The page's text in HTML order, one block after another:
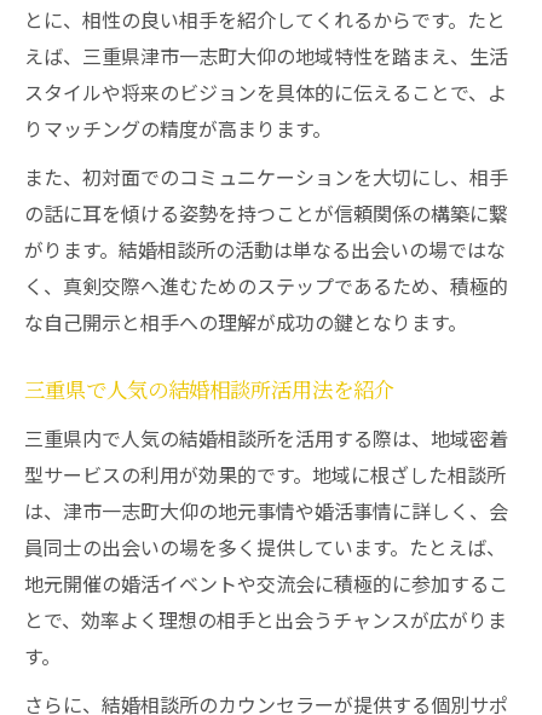
結婚相談所を活用した真剣交際のポイント解説
結婚相談所で真剣交際に進むタイミング
結婚相談所利用者が実践する真剣交際の流
れ
三重県で結婚相談所を活用する利点と注意
点
結婚相談所で大切にしたい信頼構築の方法
真剣交際中に結婚相談所へ相談するメリッ
ト
信頼関係を築く結婚相談所活用術in三重県津市
結婚相談所で信頼関係を深める対話術
三重県で結婚相談所を活用する安心ポイン
ト
結婚相談所が教える信頼構築のサポート体
制
用法
とに、相性の良い相手を紹介してくれるからです。たと
えば、三重県津市一志町大仰の地域特性を踏まえ、生活
スタイルや将来のビジョンを具体的に伝えることで、よ
りマッチングの精度が高まります。
また、初対面でのコミュニケーションを大切にし、相手
の話に耳を傾ける姿勢を持つことが信頼関係の構築に繋
がります。結婚相談所の活動は単なる出会いの場ではな
く、真剣交際へ進むためのステップであるため、積極的
な自己開示と相手への理解が成功の鍵となります。
三重県で人気の結婚相談所活用法を紹介
三重県内で人気の結婚相談所を活用する際は、地域密着
型サービスの利用が効果的です。地域に根ざした相談所
は、津市一志町大仰の地元事情や婚活事情に詳しく、会
員同士の出会いの場を多く提供しています。たとえば、
地元開催の婚活イベントや交流会に積極的に参加するこ
とで、効率よく理想の相手と出会うチャンスが広がりま
す。
さらに、結婚相談所のカウンセラーが提供する個別サポ